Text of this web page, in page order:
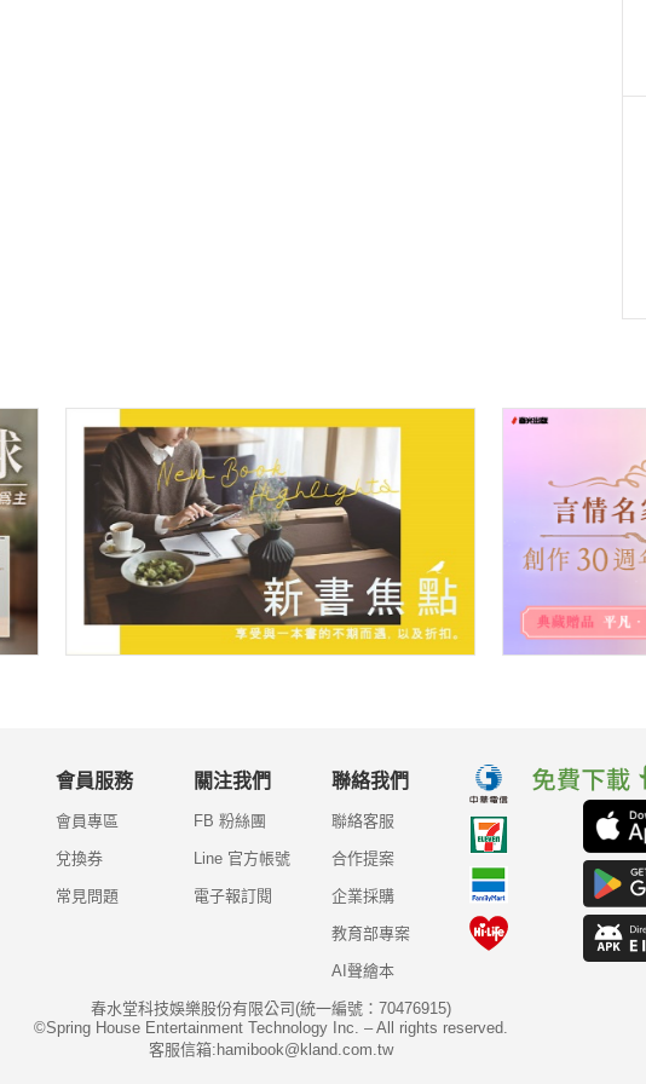
會員服務
會員專區
兌換券
常見問題
關注我們
FB 粉絲團
Line 官方帳號
電子報訂閱
聯絡我們
聯絡客服
合作提案
企業採購
教育部專案
AI聲繪本
春水堂科技娛樂股份有限公司(統一編號：70476915)
©Spring House Entertainment Technology Inc. – All rights reserved.
客服信箱:hamibook@kland.com.tw